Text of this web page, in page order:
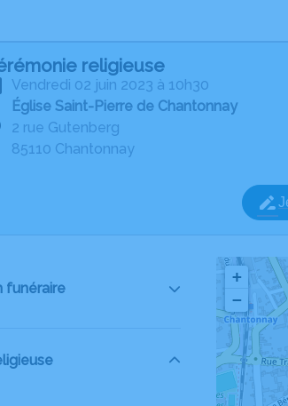
religieuse
vendredi 02 juin 2023 à 10h30
Église Saint-Pierre de Chantonnay
2 rue Gutenberg
85110 Chantonnay
funéraire
+
−